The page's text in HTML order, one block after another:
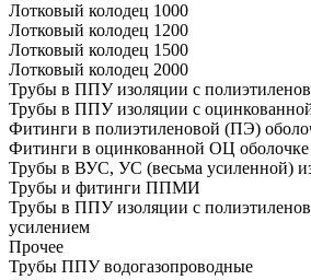
Лотковый колодец 1000
Лотковый колодец 1200
Лотковый колодец 1500
Лотковый колодец 2000
Трубы в ППУ изоляции с
Трубы в ППУ изоляции с
Фитинги в полиэтиленовой (ПЭ)
Фитинги в оцинкованной ОЦ оболочке
Трубы в ВУС, УС (весьма усиленной)
Трубы и фитинги ППМИ
Трубы в ППУ изоляции с
усилением
Прочее
Трубы ППУ водогазопроводные